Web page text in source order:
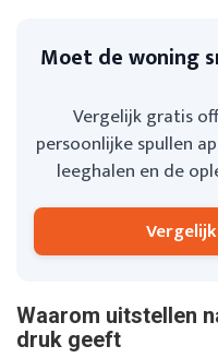
Moet de woning
Vergelijk gratis
persoonlijke spullen
leeghalen en de
Waarom uitstellen
druk geeft